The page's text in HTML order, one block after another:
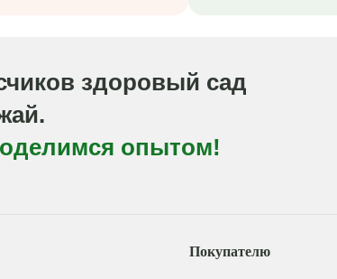
здоровый сад
опытом!
Покупателю